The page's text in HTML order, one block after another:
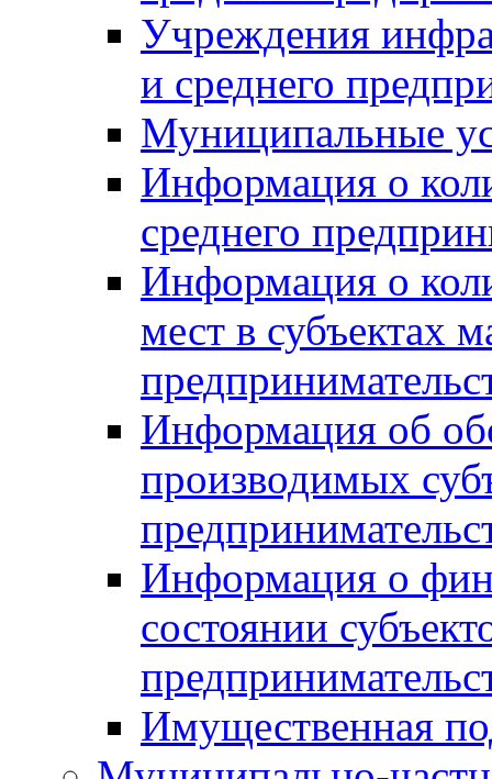
Учреждения
и среднего
Муниципальные
Информация о
среднего
Информация о
мест в субъектах
Информация об
производимых
Информация о
состоянии
Имущественная